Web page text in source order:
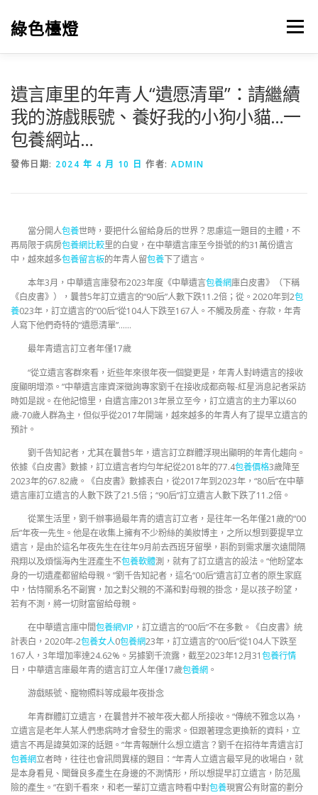
綠色檯燈 選單
遺言庫里的年青人“遺愿清單”：請繼續
我的游戲賬號、養好我的小狗小貓…一
包養網站…
發佈日期: 2024 年 4 月 10 日 作者: ADMIN
當分開人包養世時，要把什么留給身后的世界？思慮這一題目的主體，不
再局限于病房包養網比較里的白叟，在中華遺言庫至今掛號的約31萬份遺言
中，越來越多包養留言板的年青人留包養下了遺言。
本年3月，中華遺言庫發布2023年度《中華遺言包養網庫白皮書》（下稱
《白皮書》），曩昔5年訂立遺言的“90后”人數下跌11.2倍；從。2020年到2包
養023年，訂立遺言的“00后”從104人下跌至167人。不觸及房產、存款，年青
人寫下他們奇特的“遺愿清單”……
最年青遺言訂立者年僅17歲
“從立遺言客群來看，近些年來很年夜一個變更是，年青人對峙遺言的接收
度顯明增添。”中華遺言庫資深徵詢專家劉千在接收成都商報-紅星消息記者采訪
時如是說。在他記憶里，自遺言庫2013年景立至今，訂立遺言的主力軍以60
歲-70歲人群為主，但似乎從2017年開端，越來越多的年青人有了提早立遺言的
預計。
劉千告知記者，尤其在曩昔5年，遺言訂立群體浮現出顯明的年青化趨向。
依據《白皮書》數據，訂立遺言者均勻年紀從2018年的77.4包養價格3歲降至
2023年的67.82歲。《白皮書》數據表白，從2017年到2023年，“80后”在中華
遺言庫訂立遺言的人數下跌了21.5倍；“90后”訂立遺言人數下跌了11.2倍。
從業生活里，劉千辦事過最年青的遺言訂立者，是往年一名年僅21歲的“00
后”年夜一先生。他是在收集上擁有不少粉絲的美妝博主，之所以想到要提早立
遺言，是由於這名年夜先生在往年9月前去西班牙留學，斟酌到需求屢次遠間隔
飛翔以及煩惱海內生涯產生不包養軟體測，就有了訂立遺言的設法。“他盼望本
身的一切遺產都留給母親。”劉千告知記者，這名“00后”遺言訂立者的原生家庭
中，怙恃關系名不副實，加之對父親的不滿和對母親的掛念，是以孩子盼望，
若有不測，將一切財富留給母親。
在中華遺言庫中間包養網VIP ，訂立遺言的“00后”不在多數。《白皮書》統
計表白，2020年-2包養女人0包養網23年，訂立遺言的“00后”從104人下跌至
167人，3年增加率達24.62%。另據劉千流露，截至2023年12月31包養行情
日，中華遺言庫最年青的遺言訂立人年僅17歲包養網 。
游戲賬號、寵物照料等成最年夜掛念
年青群體訂立遺言，在曩昔并不被年夜大都人所接收。“傳統不雅念以為，
立遺言是老年人某人們患病時才會發生的需求。但跟著理念更換新的資料，立
遺言不再是諱莫如深的話題。”年青報酬什么想立遺言？劉千在招待年青遺言訂
包養網立者時，往往也會訊問異樣的題目：“年青人立遺言最罕見的收場白，就
是本身看見、聞聲良多產生在身邊的不測情形，所以想提早訂立遺言，防范風
險的產生。”在劉千看來，和老一輩訂立遺言時看中對包養現實公有財富的劃分